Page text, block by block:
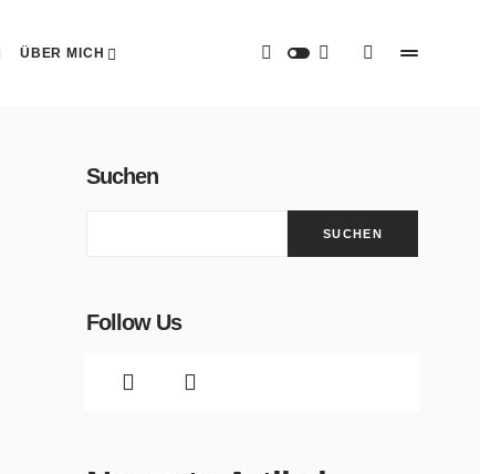
ÜBER MICH
Suchen
SUCHEN
Follow Us